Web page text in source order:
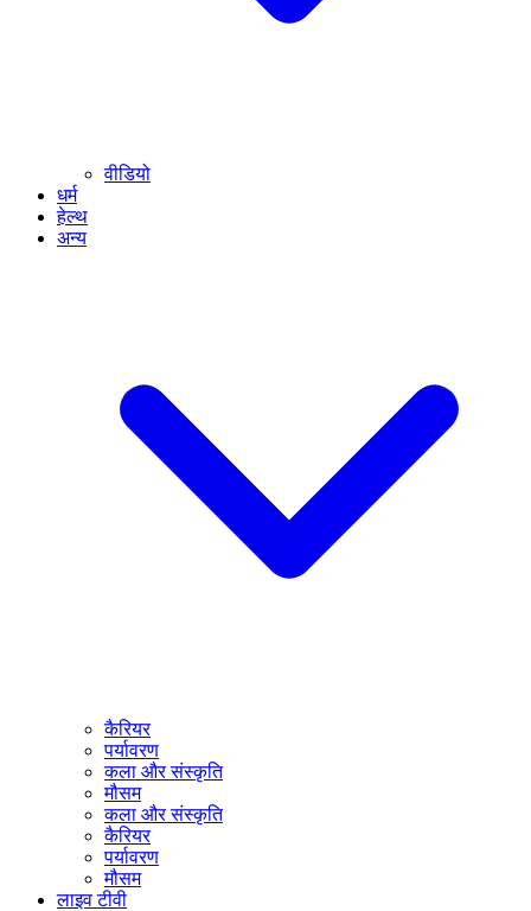
वीडियो
धर्म
हेल्थ
अन्य
कैरियर
पर्यावरण
कला और संस्कृति
मौसम
कला और संस्कृति
कैरियर
पर्यावरण
मौसम
लाइव टीवी